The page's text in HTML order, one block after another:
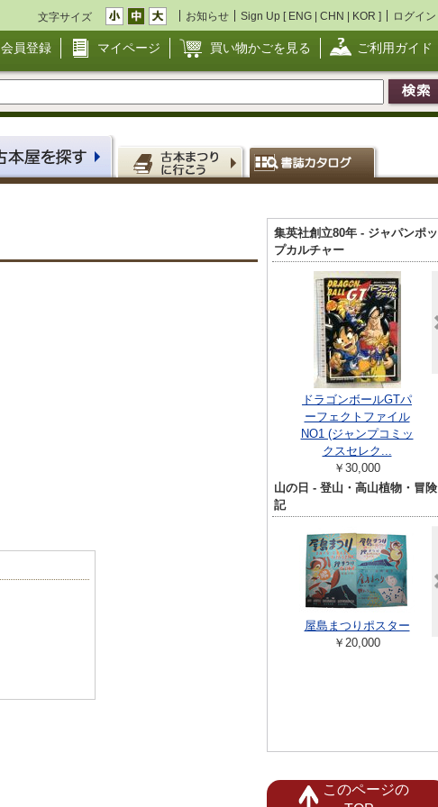
文字サイズ お知らせ Sign Up [ ENG | CHN | KOR ] ログイン
会員登録 マイページ 買い物かごを見る ご利用ガイド
集英社創立80年 - ジャパンポッ
プカルチャー
ドラゴンボールGTパ
ーフェクトファイル
NO1 (ジャンプコミッ
クスセレク...
￥30,000
山の日 - 登山・高山植物・冒険
記
屋島まつりポスター
￥20,000
このページの